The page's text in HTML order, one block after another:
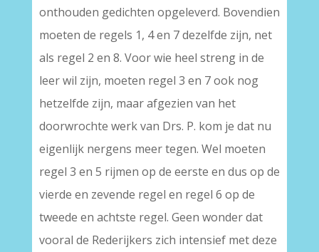
onthouden gedichten opgeleverd. Bovendien
moeten de regels 1, 4 en 7 dezelfde zijn, net
als regel 2 en 8. Voor wie heel streng in de
leer wil zijn, moeten regel 3 en 7 ook nog
hetzelfde zijn, maar afgezien van het
doorwrochte werk van Drs. P. kom je dat nu
eigenlijk nergens meer tegen. Wel moeten
regel 3 en 5 rijmen op de eerste en dus op de
vierde en zevende regel en regel 6 op de
tweede en achtste regel. Geen wonder dat
vooral de Rederijkers zich intensief met deze